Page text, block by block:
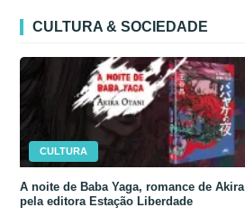
CULTURA & SOCIEDADE
CULTURA
A noite de Baba Yaga, romance de
pela editora Estação Liberdade